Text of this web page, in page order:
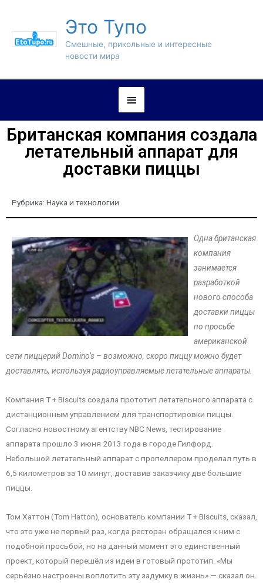
Это Тупо
Смешные, прикольные и интересные
новости мира
Британская компания создала
летательный аппарат для
доставки пиццы
Рубрика: Наука и технологии
Одна британская
компания
занимается
разработкой
нового способа
доставки пиццы
по просьбе
американской
сети пиццерий Domino’s – возможно, скоро пиццу можно будет
доставлять, используя радиоуправляемые летательные аппараты.
Компания T + Biscuits создала прототип летательного аппарата с
дистанционным управлением для транспортировки пиццы.
Согласно новостному агентству NBC News, тестирование
аппарата прошло 3 июня 2013 года в городе Гилфорд.
Небольшой летательный аппарат с пропеллером проделал путь в
6,5 километров за 10 минут, доставив заказчику две большие
пиццы.
Том Хаттон (Tom Hatton), основатель компании T + Biscuits, сказал,
что это уже не первый раз, когда ресторан обращался к ним с
подобной просьбой, но на данный момент это единственный
проект, который перешёл из идеи в готовый прототип. «Мы
серьёзно настроены воплотить эту задумку в жизнь» — сказал он.